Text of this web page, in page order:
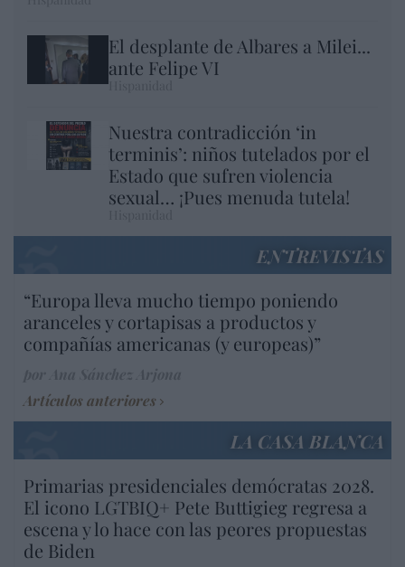
El desplante de Albares a Milei...
ante Felipe VI
Nuestra contradicción ‘in
terminis’: niños tutelados por el
Estado que sufren violencia
sexual… ¡Pues menuda tutela!
ENTREVISTAS
“Europa lleva mucho tiempo poniendo
aranceles y cortapisas a productos y
compañías americanas (y europeas)”
Artículos anteriores
LA CASA BLANCA
Primarias presidenciales demócratas 2028.
El icono LGTBIQ+ Pete Buttigieg regresa a
escena y lo hace con las peores propuestas
de Biden